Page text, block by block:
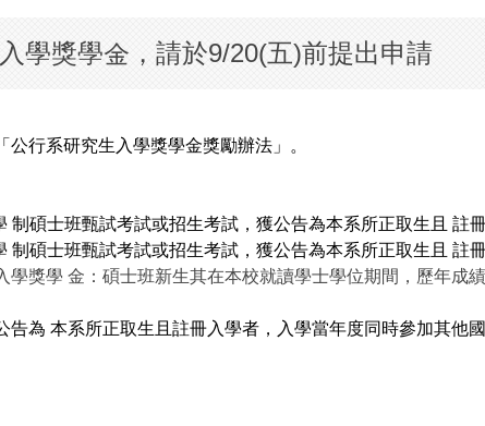
學獎學金，請於9/20(五)前提出申請
行系研究生入學獎學金獎勵辦法」。
制碩士班甄試考試或招生考試，獲公告為本系所正取生且 註
制碩士班甄試考試或招生考試，獲公告為本系所正取生且 註
學獎學 金：碩士班新生其在本校就讀學士學位期間，歷年成
告為 本系所正取生且註冊入學者，入學當年度同時參加其